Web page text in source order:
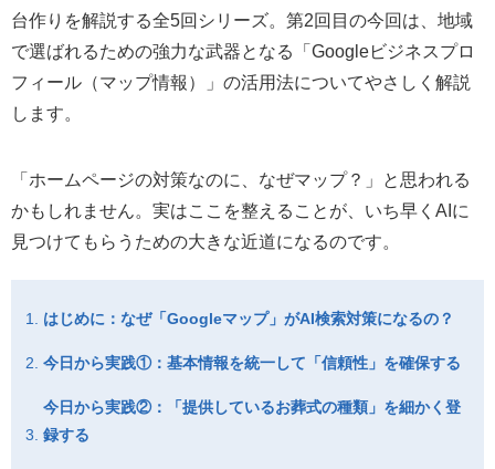
台作りを解説する全5回シリーズ。第2回目の今回は、地域
で選ばれるための強力な武器となる「Googleビジネスプロ
フィール（マップ情報）」の活用法についてやさしく解説
します。
「ホームページの対策なのに、なぜマップ？」と思われる
かもしれません。実はここを整えることが、いち早くAIに
見つけてもらうための大きな近道になるのです。
はじめに：なぜ「Googleマップ」がAI検索対策になるの？
今日から実践①：基本情報を統一して「信頼性」を確保する
今日から実践②：「提供しているお葬式の種類」を細かく登
録する